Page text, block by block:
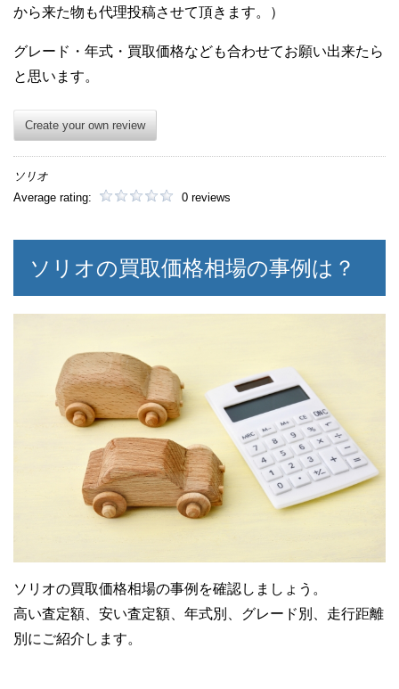
から来た物も代理投稿させて頂きます。）
グレード・年式・買取価格なども合わせてお願い出来たら
と思います。
Create your own review
ソリオ
Average rating:
0 reviews
ソリオの買取価格相場の事例は？
ソリオの買取価格相場の事例を確認しましょう。
高い査定額、安い査定額、年式別、グレード別、走行距離
別にご紹介します。